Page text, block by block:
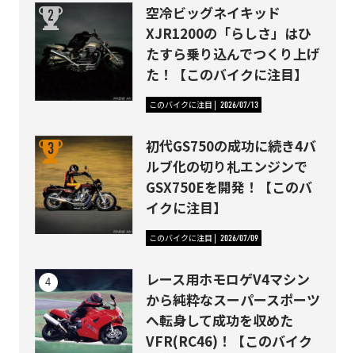
空冷ビッグネイキッド
XJR1200の「らしさ」はひ
たすら乗り込んでつくり上げ
た！【このバイクに注目】
このバイクに注目 2026/07/13
初代GS750の成功に続き4バ
ルブ化の切り札エンジンで
GSX750Eを開発！【このバ
イクに注目】
このバイクに注目 2026/07/09
レース用ホモロゲV4マシン
から純粋なスーパースポーツ
へ転身して成功を収めた
VFR(RC46)！【このバイク